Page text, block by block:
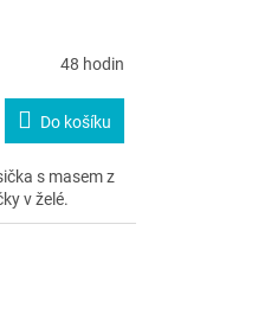
48 hodin
Do košíku
s masem z
v želé.